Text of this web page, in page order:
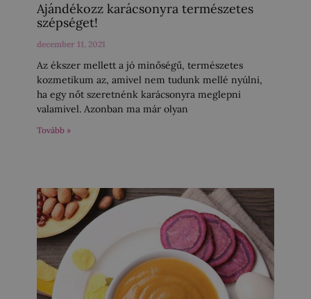
Ajándékozz karácsonyra természetes
szépséget!
december 11, 2021
Az ékszer mellett a jó minőségű, természetes
kozmetikum az, amivel nem tudunk mellé nyúlni,
ha egy nőt szeretnénk karácsonyra meglepni
valamivel. Azonban ma már olyan
Tovább »